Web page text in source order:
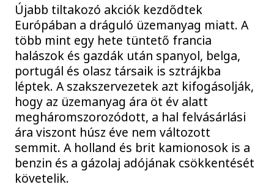
Újabb tiltakozó akciók kezdődtek
Európában a dráguló üzemanyag miatt. A
több mint egy hete tüntető francia
halászok és gazdák után spanyol, belga,
portugál és olasz társaik is sztrájkba
léptek. A szakszervezetek azt kifogásolják,
hogy az üzemanyag ára öt év alatt
megháromszorozódott, a hal felvásárlási
ára viszont húsz éve nem változott
semmit. A holland és brit kamionosok is a
benzin és a gázolaj adójának csökkentését
követelik.